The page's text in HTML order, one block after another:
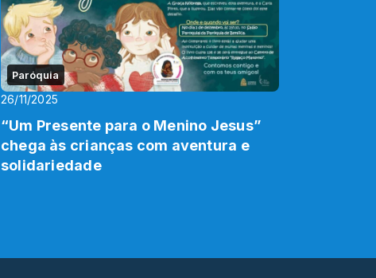
Paróquia
26/11/2025
“Um Presente para o Menino Jesus”
chega às crianças com aventura e
solidariedade